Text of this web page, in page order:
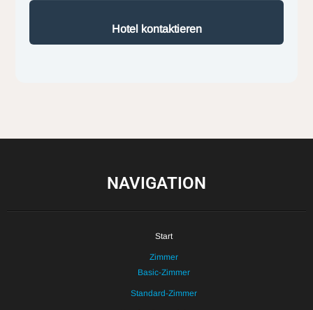
Hotel kontaktieren
NAVIGATION
Start
Zimmer
Basic-Zimmer
Standard-Zimmer